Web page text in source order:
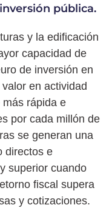
pública.
y la edificación
capacidad de
de inversión en
en actividad
rápida e
por cada millón de
se generan una
directos e
superior cuando
fiscal supera
y cotizaciones.